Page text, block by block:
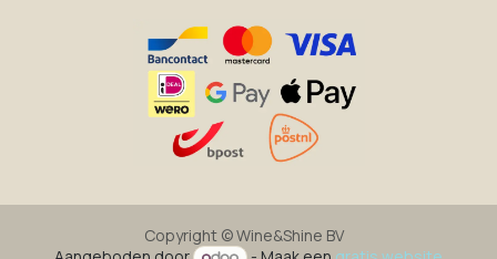
Copyright ©Wine&Shine BV